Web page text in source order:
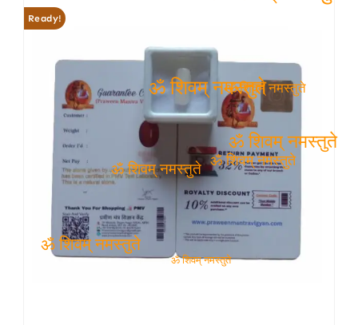
Ready!
ॐ शिवम् नमस्तुते
ॐ शिवम् नमस्तुते
ॐ शिवम् नमस्तुते
ॐ शिवम् नमस्तुते
ॐ शिवम् नमस्तुते
ॐ शिवम् नमस्तुते
ॐ शिवम् नमस्तुते